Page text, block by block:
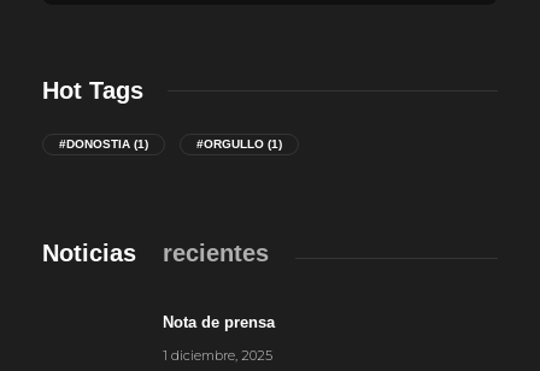
Hot Tags
#DONOSTIA (1) #ORGULLO (1)
Noticias recientes
Nota de prensa
1 diciembre, 2025